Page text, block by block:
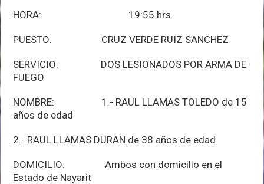
HORA: 19:55 hrs.
PUESTO: CRUZ VERDE RUIZ SANCHEZ
SERVICIO: DOS LESIONADOS POR ARMA DE
FUEGO
NOMBRE: 1.- RAUL LLAMAS TOLEDO de 15
años de edad
2.- RAUL LLAMAS DURAN de 38 años de edad
DOMICILIO: Ambos con domicilio en el
Estado de Nayarit